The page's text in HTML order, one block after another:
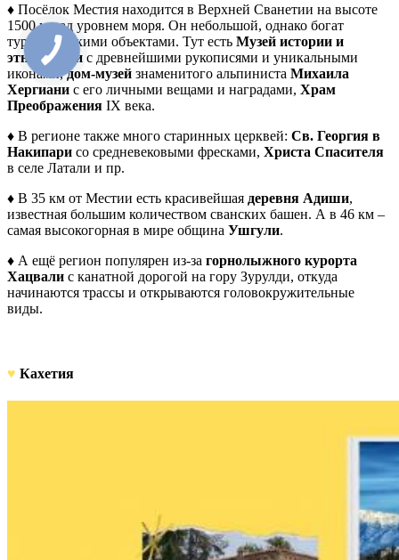
♦ Посёлок Местия находится в Верхней Сванетии на высоте
1500 м над уровнем моря. Он небольшой, однако богат
туристическими объектами. Тут есть Музей истории и
этнографии с древнейшими рукописями и уникальными
иконами,дом-музей знаменитого альпиниста Михаила
Хергиани с его личными вещами и наградами, Храм
Преображения IX века.
♦ В регионе также много старинных церквей: Св. Георгия в
Накипари со средневековыми фресками, Христа Спасителя
в селе Латали и пр.
♦ В 35 км от Местии есть красивейшая деревня Адиши,
известная большим количеством сванских башен. А в 46 км –
самая высокогорная в мире община Ушгули.
♦ А ещё регион популярен из-за горнолыжного курорта
Хацвали с канатной дорогой на гору Зурулди, откуда
начинаются трассы и открываются головокружительные
виды.
♥ Кахетия